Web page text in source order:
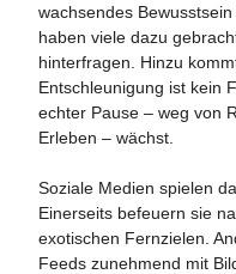
wachsendes
haben viele dazu
hinterfragen. Hinzu
Entschleunigung ist kein
echter Pause – weg von
Erleben – wächst.
Soziale Medien spielen
Einerseits befeuern sie
exotischen Fernzielen.
Feeds zunehmend mit